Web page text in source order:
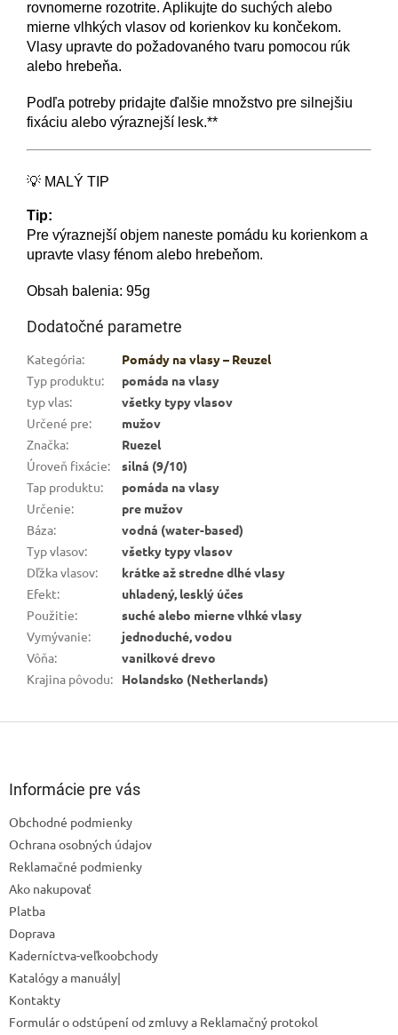
rovnomerne rozotrite. Aplikujte do suchých alebo
mierne vlhkých vlasov od korienkov ku končekom.
Vlasy upravte do požadovaného tvaru pomocou rúk
alebo hrebeňa.
Podľa potreby pridajte ďalšie množstvo pre silnejšiu
fixáciu alebo výraznejší lesk.**
💡 MALÝ TIP
Tip:
Pre výraznejší objem naneste pomádu ku korienkom a
upravte vlasy fénom alebo hrebeňom.
Obsah balenia: 95g
Dodatočné parametre
Kategória:
Pomády na vlasy – Reuzel
Typ produktu:
pomáda na vlasy
typ vlas:
všetky typy vlasov
Určené pre:
mužov
Značka:
Ruezel
Úroveň fixácie:
silná (9/10)
Tap produktu:
pomáda na vlasy
Určenie:
pre mužov
Báza:
vodná (water-based)
Typ vlasov:
všetky typy vlasov
Dľžka vlasov:
krátke až stredne dlhé vlasy
Efekt:
uhladený, lesklý účes
Použitie:
suché alebo mierne vlhké vlasy
Vymývanie:
jednoduché, vodou
Vôňa:
vanilkové drevo
Krajina pôvodu: Holandsko (Netherlands)
Informácie pre vás
Obchodné podmienky
Ochrana osobných údajov
Reklamačné podmienky
Ako nakupovať
Platba
Doprava
Kaderníctva-veľkoobchody
Katalógy a manuály|
Kontakty
Formulár o odstúpení od zmluvy a Reklamačný protokol